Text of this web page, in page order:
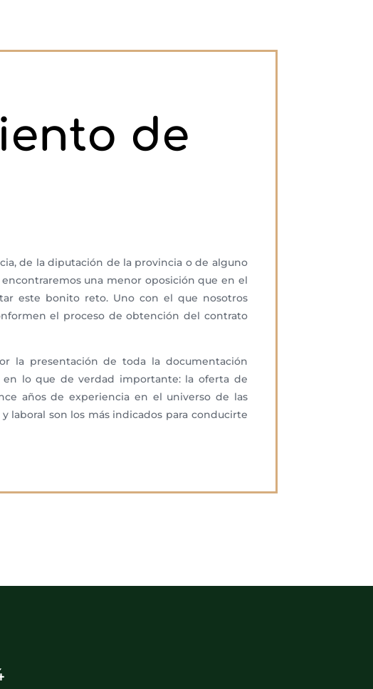
de
de la diputación de la provincia o de alguno
una menor oposición que en el
este bonito reto. Uno con el que nosotros
el proceso de obtención del contrato
la presentación de toda la documentación
en lo que de verdad importante: la oferta de
años de experiencia en el universo de las
laboral son los más indicados para conducirte